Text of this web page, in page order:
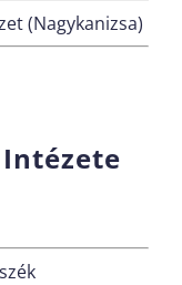
(Nagykanizsa)